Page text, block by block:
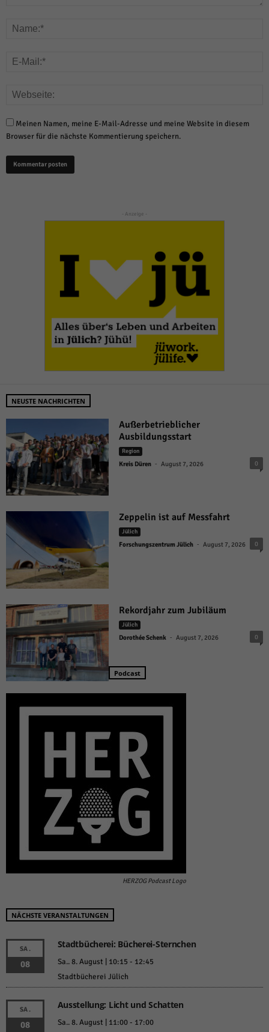
Meinen Namen, meine E-Mail-Adresse und meine Website in diesem
Browser für die nächste Kommentierung speichern.
- Anzeige -
NEUSTE NACHRICHTEN
Außerbetrieblicher
Ausbildungsstart
Region
Kreis Düren - August 7, 2026 0
Zeppelin ist auf Messfahrt
Jülich
Forschungszentrum Jülich - August 7, 2026 0
Rekordjahr zum Jubiläum
Jülich
Dorothée Schenk - August 7, 2026 0
Podcast
HERZOG Podcast Logo
NÄCHSTE VERANSTALTUNGEN
SA.
08
Stadtbücherei: Bücherei-Sternchen
Sa.. 8. August | 10:15 - 12:45
Stadtbücherei Jülich
SA.
08
Ausstellung: Licht und Schatten
Sa.. 8. August | 11:00- 17:00